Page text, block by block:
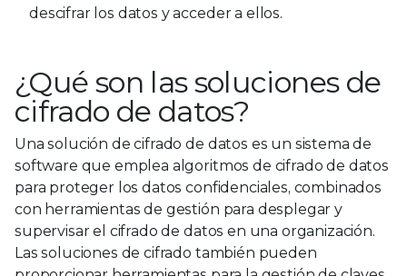
descifrar los datos y acceder a ellos.
¿Qué son las soluciones de
cifrado de datos?
Una solución de cifrado de datos es un sistema de
software que emplea algoritmos de cifrado de datos
para proteger los datos confidenciales, combinados
con herramientas de gestión para desplegar y
supervisar el cifrado de datos en una organización.
Las soluciones de cifrado también pueden